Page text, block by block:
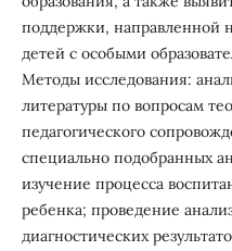
поддержки, направленной
детей с особыми
Методы исследования:
литературы по вопросам
педагогического
специально подобранных
изучение процесса
ребенка; проведение
диагностических